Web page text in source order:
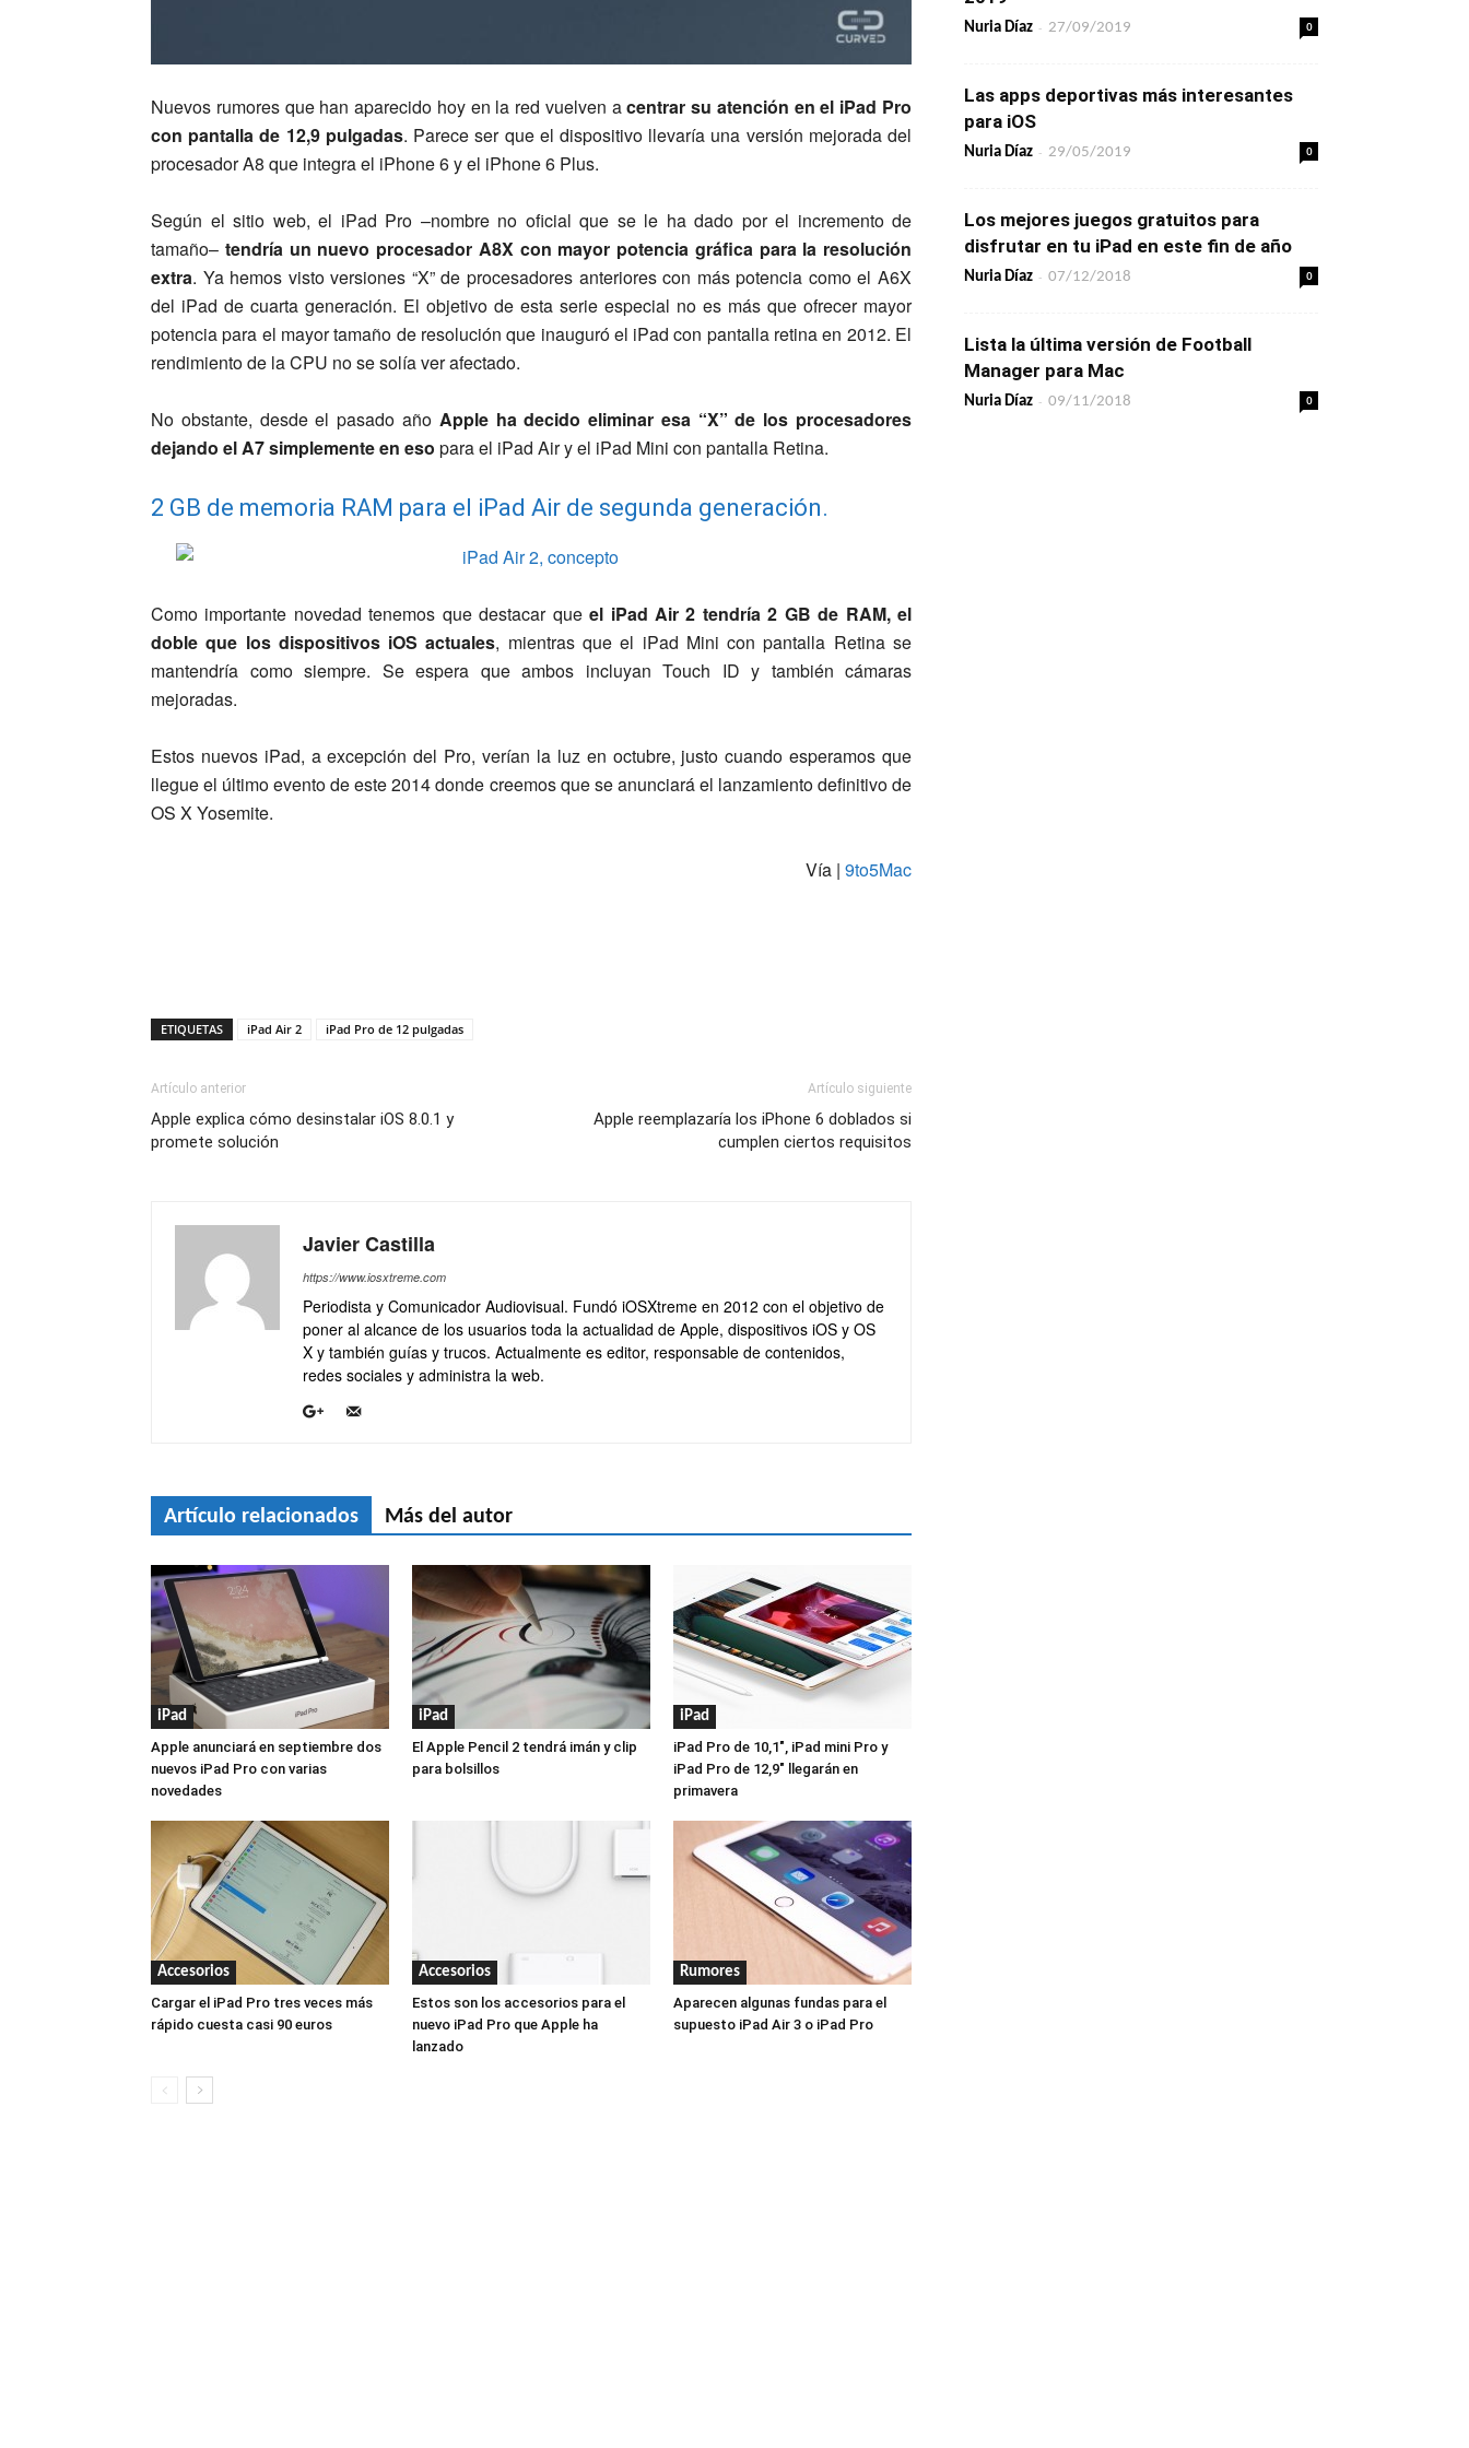
Nuevos rumores que han aparecido hoy en la red vuelven acentrar su atención en el iPad Pro
con pantalla de 12,9 pulgadas. Parece ser que el dispositivo llevaría una versión mejorada del
procesador A8 que integra el iPhone 6 y el iPhone 6 Plus.
Según el sitio web, el iPad Pro –nombre no oficial que se le ha dado por el incremento de
tamaño– tendría un nuevo procesador A8X con mayor potencia gráfica para la resolución
extra. Ya hemos visto versiones “X” de procesadores anteriores con más potencia como el A6X
del iPad de cuarta generación. El objetivo de esta serie especial no es más que ofrecer mayor
potencia para el mayor tamaño de resolución que inauguró el iPad con pantalla retina en 2012. El
rendimiento de la CPU no se solía ver afectado.
No obstante, desde el pasado añoApple ha decido eliminar esa “X” de los procesadores
dejando el A7 simplemente en eso para el iPad Air y el iPad Mini con pantalla Retina.
2 GB de memoria RAM para el iPad Air de segunda generación.
Como importante novedad tenemos que destacar queel iPad Air 2 tendría 2 GB de RAM, el
doble que los dispositivos iOS actuales, mientras que el iPad Mini con pantalla Retina se
mantendría como siempre. Se espera que ambos incluyan Touch ID y también cámaras
mejoradas.
Estos nuevos iPad, a excepción del Pro, verían la luz en octubre, justo cuando esperamos que
llegue el último evento de este 2014 donde creemos que se anunciará el lanzamiento definitivo de
OS X Yosemite.
Vía | 9to5Mac
ETIQUETAS iPad Air 2 iPad Pro de 12 pulgadas
Artículo anterior
Apple explica cómo desinstalar iOS 8.0.1 y
promete solución
Artículo siguiente
Apple reemplazaría los iPhone 6 doblados si
cumplen ciertos requisitos
Javier Castilla
https://www.iosxtreme.com
Periodista y Comunicador Audiovisual. Fundó iOSXtreme en 2012 con el objetivo de
poner al alcance de los usuarios toda la actualidad de Apple, dispositivos iOS y OS
X y también guías y trucos. Actualmente es editor, responsable de contenidos,
redes sociales y administra la web.
Artículo relacionados Más del autor
iPad
Apple anunciará en septiembre dos
nuevos iPad Pro con varias
novedades
iPad
El Apple Pencil 2 tendrá imán y clip
para bolsillos
iPad
iPad Pro de 10,1″, iPad mini Pro y
iPad Pro de 12,9″ llegarán en
primavera
Accesorios
Cargar el iPad Pro tres veces más
rápido cuesta casi 90 euros
Accesorios
Estos son los accesorios para el
nuevo iPad Pro que Apple ha
lanzado
Rumores
Aparecen algunas fundas para el
supuesto iPad Air 3 o iPad Pro
Nuria Díaz - 27/09/2019 0
Las apps deportivas más interesantes
para iOS
Nuria Díaz - 29/05/2019 0
Los mejores juegos gratuitos para
disfrutar en tu iPad en este fin de año
Nuria Díaz - 07/12/2018 0
Lista la última versión de Football
Manager para Mac
Nuria Díaz - 09/11/2018 0